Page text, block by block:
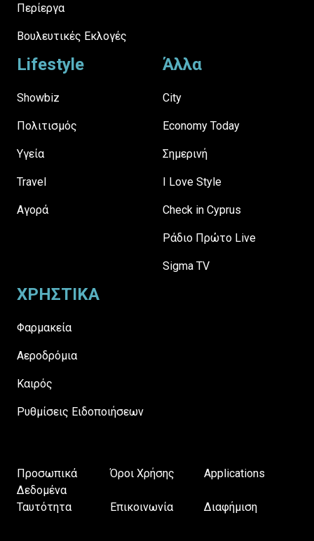
Περίεργα
Βουλευτικές Εκλογές
Lifestyle
Showbiz
Πολιτισμός
Υγεία
Travel
Αγορά
Άλλα
City
Economy Today
Σημερινή
I Love Style
Check in Cyprus
Ράδιο Πρώτο Live
Sigma TV
ΧΡΗΣΤΙΚΑ
Φαρμακεία
Αεροδρόμια
Καιρός
Ρυθμίσεις Ειδοποιήσεων
Προσωπικά
Δεδομένα
Όροι Χρήσης Applications
Ταυτότητα Επικοινωνία Διαφήμιση